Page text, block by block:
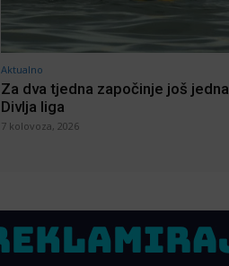
Aktualno
Za dva tjedna započinje još jedna
Divlja liga
7 kolovoza, 2026